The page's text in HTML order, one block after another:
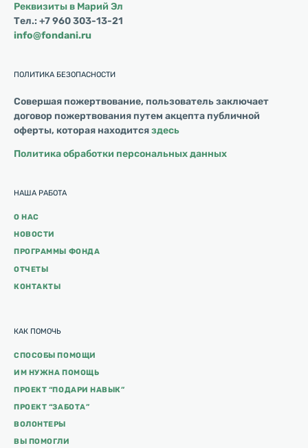
Реквизиты в Марий Эл
Тел.: +7 960 303-13-21
info@fondani.ru
НАША РАБОТА
О НАС
НОВОСТИ
ПРОГРАММЫ ФОНДА
ОТЧЕТЫ
КОНТАКТЫ
КАК ПОМОЧЬ
СПОСОБЫ ПОМОЩИ
ИМ НУЖНА ПОМОЩЬ
ПРОЕКТ “ПОДАРИ НАВЫК”
ПРОЕКТ “ЗАБОТА”
ВОЛОНТЕРЫ
ВЫ ПОМОГЛИ
ПОЛИТИКА БЕЗОПАСНОСТИ
Совершая пожертвование, пользователь заключает
договор пожертвования путем акцепта публичной
оферты, которая находитсяздесь
Политика обработки персональных данных